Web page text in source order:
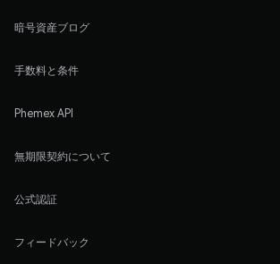
暗号資産ブログ
手数料と条件
Phemex API
無期限契約について
公式認証
フィードバック